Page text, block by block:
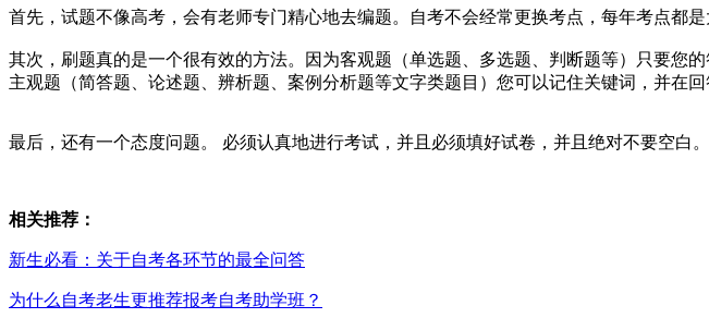
首先，试题不像高考，会有老师专门精心地去编题。自考不会经常更换考点，每年考点都
其次，刷题真的是一个很有效的方法。因为客观题（单选题、多选题、判断题等）只要您
主观题（简答题、论述题、辨析题、案例分析题等文字类题目）您可以记住关键词，并在
最后，还有一个态度问题。 必须认真地进行考试，并且必须填好试卷，并且绝对不要空白
相关推荐：
新生必看：关于自考各环节的最全问答
为什么自考老生更推荐报考自考助学班？